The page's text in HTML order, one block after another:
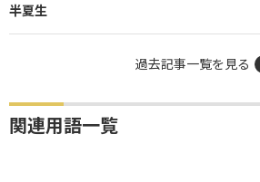
半夏生
過去記事一覧を見る
関連用語一覧